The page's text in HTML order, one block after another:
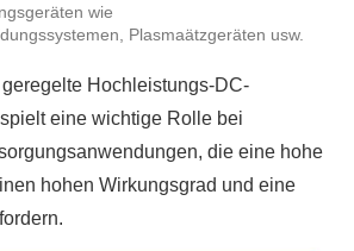
wie
Plasmaätzgeräten usw.
Hochleistungs-DC-
eine wichtige Rolle bei
die eine hohe
hohen Wirkungsgrad und eine